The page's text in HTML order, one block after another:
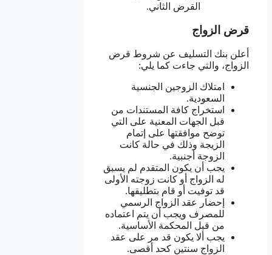
القرض الثاني.
قرض الزواج
أعلن بنك التسليف عن شروط قرض
الزواج، والتي جاءت كما يلي:
امتلاك الزوجين الجنسية
السعودية.
استخراج كافة المستندات من
قبل الجهات المعنية على التي
توضح موافقتها على إتمام
الزيجة وذلك في حالة كانت
الزوجة أجنبية.
يجب أن يكون المتقدم لم يسبق
له الزواج أو كانت زوجته الأولى
قد توفيت أو قام بتطليقها.
إحضار عقد الزواج الرسمي
للمصرف ويجب أن يتم اعتماده
من قبل المحكمة الأساسية.
يجب ألا يكون قد مر على عقد
الزواج سنتين كحد أقصى.